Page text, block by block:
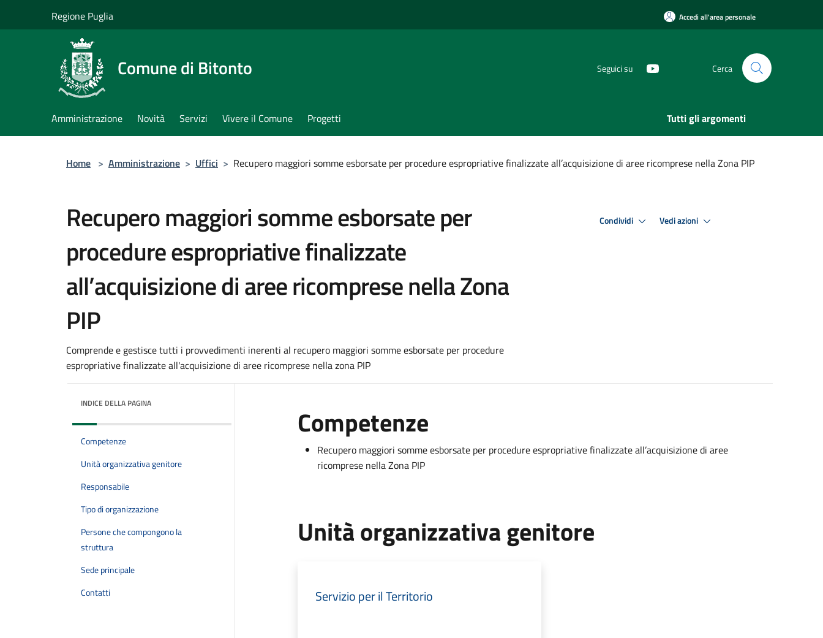
Regione Puglia Accedi all'area personale
Comune di Bitonto Seguici su Cerca
Amministrazione Novità Servizi Vivere il Comune Progetti Tutti gli argomenti
Home > Amministrazione > Uffici > Recupero maggiori somme esborsate per procedure espropriative finalizzate all’acquisizione di aree ricomprese nella Zona PIP
Recupero maggiori somme esborsate per
procedure espropriative finalizzate
all’acquisizione di aree ricomprese nella Zona
PIP
Comprende e gestisce tutti i provvedimenti inerenti al recupero maggiori somme esborsate per procedure
espropriative finalizzate all'acquisizione di aree ricomprese nella zona PIP
Condividi Vedi azioni
INDICE DELLA PAGINA
Competenze
Unità organizzativa genitore
Responsabile
Tipo di organizzazione
Persone che compongono la
struttura
Sede principale
Contatti
Competenze
Recupero maggiori somme esborsate per procedure espropriative finalizzate all’acquisizione di aree
ricomprese nella Zona PIP
Unità organizzativa genitore
Servizio per il Territorio